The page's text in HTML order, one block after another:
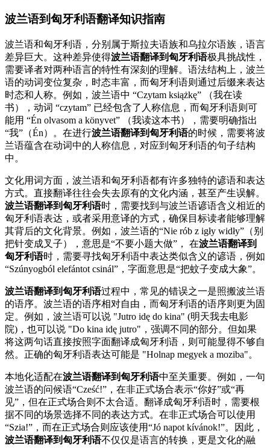
波兰语到匈牙利语翻译知识指南
波兰语和匈牙利语，分别属于斯拉夫语族和乌拉尔语族，语言
差异巨大。这种差异使得波兰语翻译到匈牙利语极具挑战性，
需要译者对两种语言的特性有深刻的理解。语法结构上，波兰
语的动词变位复杂，时态丰富，而匈牙利语则通过后缀来表达
时态和人称。例如，波兰语中 “Czytam książkę” （我在读
书），动词 “czytam” 已经包含了人称信息，而匈牙利语则可
能用 “Én olvasom a könyvet” （我读这本书），需要明确指出
“我”（Én）。在进行波兰语翻译到匈牙利语的时候，需要将波
兰语蕴含在动词中的人称信息，对应到匈牙利语的句子结构
中。
文化用词方面，波兰语和匈牙利语都有许多独特的谚语和表达
方式。直接翻译往往会失去原有的文化内涵，甚至产生误解。
波兰语翻译到匈牙利语时，需要找到与波兰语谚语含义相近的
匈牙利语表达，或者采用意译的方式，确保目标读者能够理解
其背后的文化背景。例如，波兰语的“Nie rób z igły widły”（别
把针变成叉子），意思是“不要小题大做”， 在波兰语翻译到
匈牙利语时，需要寻找匈牙利语中表达类似含义的谚语，例如
“Szúnyogból elefántot csinál”，字面意思是“把蚊子变成大象”。
波兰语翻译到匈牙利语过程中，常见的错误之一是照搬波兰语
的语序。波兰语的语序相对自由，而匈牙利语的语序则更为固
定。例如，波兰语可以说 "Jutro idę do kina" (明天我去电影
院)，也可以说 "Do kina idę jutro"，强调不同的部分。但如果
将这两句话直接按照字面翻译成匈牙利语，则可能显得不够自
然。正确的匈牙利语表达可能是 "Holnap megyek a moziba"。
本地化适配在波兰语翻译到匈牙利语中至关重要。例如，一句
波兰语的问候语“Cześć!”，在非正式场合表示“你好”或“再
见”，但在正式场合则不太合适。翻译成匈牙利语时，需要根
据不同的场景选择不同的表达方式。在非正式场合可以使用
“Szia!”，而在正式场合则应该使用“Jó napot kívánok!”。因此，
波兰语翻译到匈牙利语不仅仅是语言的转换，更是文化的融